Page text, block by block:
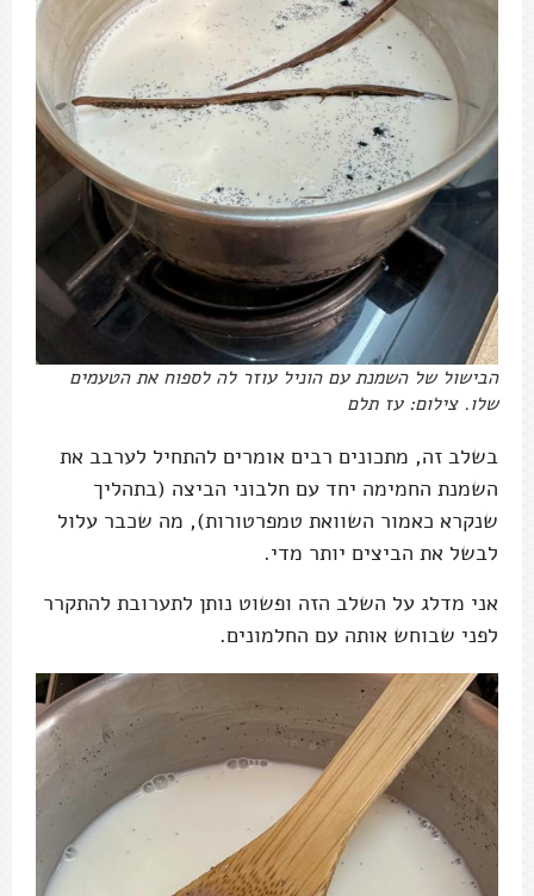
הבישול של השמנת עם הוניל עוזר לה לספוח את הטעמים
שלו. צילום: עז תלם
בשלב זה, מתכונים רבים אומרים להתחיל לערבב את
השמנת החמימה יחד עם חלבוני הביצה (בתהליך
שנקרא כאמור השוואת טמפרטורות), מה שכבר עלול
לבשל את הביצים יותר מדי.
אני מדלג על השלב הזה ופשוט נותן לתערובת להתקרר
לפני שבוחש אותה עם החלמונים.